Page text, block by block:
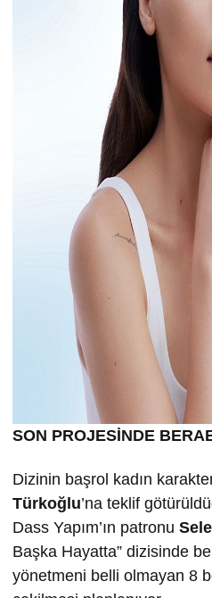
SON PROJESİNDE
Dizinin başrol kadın
Türkoğlu’na teklif
Dass Yapım’ın patronu
Başka Hayatta” dizisinde
yönetmeni belli olmayan 8